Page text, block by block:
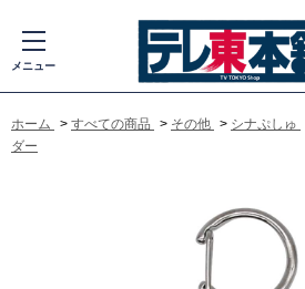
メニュー
ホーム > すべての商品 > その他 > シナぷしゅ
ダー